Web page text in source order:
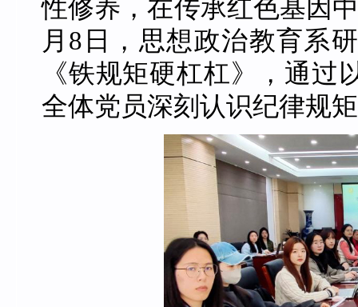
性修养，在传承红色基因
月8日，思想政治教育系
《铁规矩硬杠杠》，通
全体党员深刻认识纪律规